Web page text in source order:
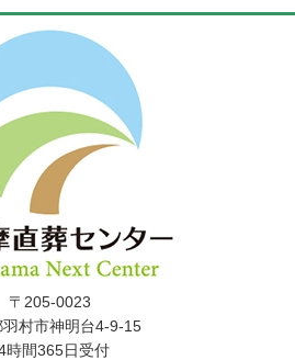
〒205-0023
羽村市神明台4-9-15
時間365日受付